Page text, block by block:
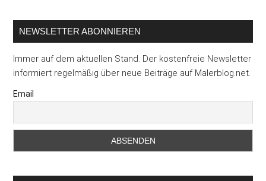
NEWSLETTER ABONNIEREN
Immer auf dem aktuellen Stand. Der kostenfreie Newsletter
informiert regelmäßig über neue Beiträge auf Malerblog.net.
Email